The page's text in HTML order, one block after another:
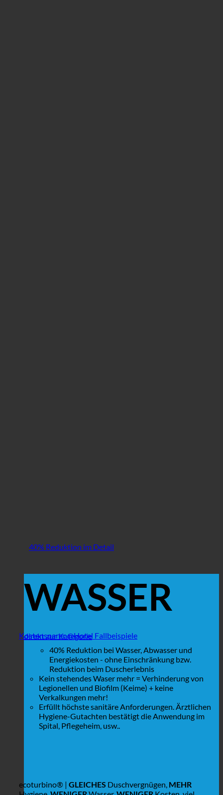
40% Reduktion im Detail
WASSER
direkt zur Kategorie
Kostensparer @Hotel Fallbeispiele
40% Reduktion bei Wasser, Abwasser und
Energiekosten - ohne Einschränkung bzw.
Reduktion beim Duscherlebnis
Kein stehendes Waser mehr = Verhinderung von
Legionellen und Biofilm (Keime) + keine
Verkalkungen mehr!
Erfüllt höchste sanitäre Anforderungen. Ärztlichen
Hygiene-Gutachten bestätigt die Anwendung im
Spital, Pflegeheim, usw..
ecoturbino® | GLEICHES Duschvergnügen, MEHR